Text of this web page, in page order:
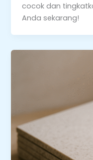
cocok dan
Anda sekarang!